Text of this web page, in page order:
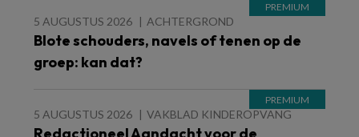
5 AUGUSTUS 2026 ACHTERGROND
Blote schouders, navels of tenen op de
groep: kan dat?
5 AUGUSTUS 2026 VAKBLAD KINDEROPVANG